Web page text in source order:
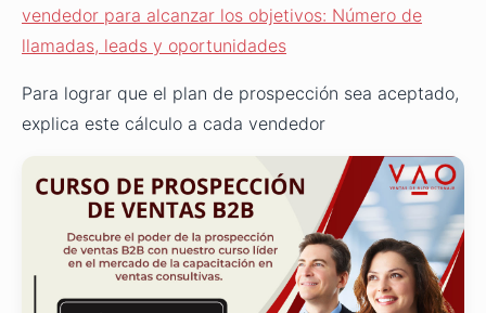
vendedor para alcanzar los objetivos: Número de
llamadas, leads y oportunidades
Para lograr que el plan de prospección sea aceptado,
explica este cálculo a cada vendedor